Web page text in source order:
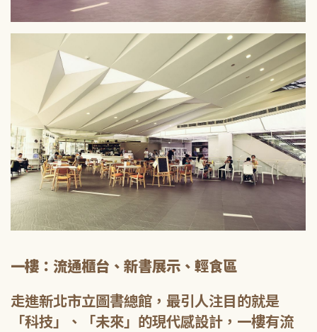
一樓：流通櫃台、新書展示、輕食區
走進新北市立圖書總館，最引人注目的就是
「科技」、「未來」的現代感設計，一樓有流